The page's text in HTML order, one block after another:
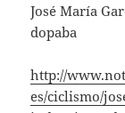
José María
dopaba
http://
es/ciclismo/